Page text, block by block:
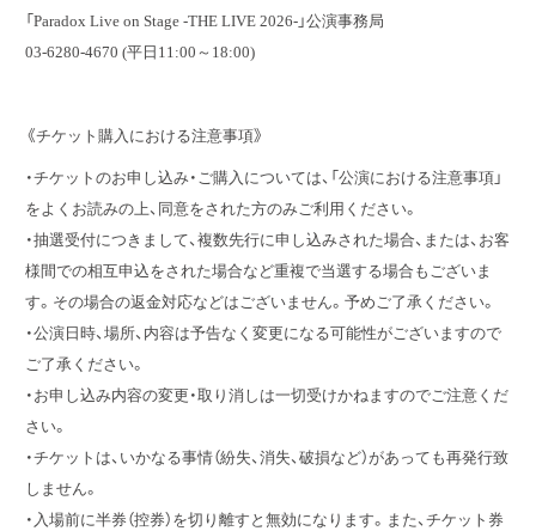
「Paradox Live on Stage -THE LIVE 2026-」公演事務局
03-6280-4670 (平日11:00～18:00)
《チケット購入における注意事項》
・チケットのお申し込み・ご購入については、「公演における注意事項」
をよくお読みの上、同意をされた方のみご利用ください。
・抽選受付につきまして、複数先行に申し込みされた場合、または、お客
様間での相互申込をされた場合など重複で当選する場合もございま
す。その場合の返金対応などはございません。予めご了承ください。
・公演日時、場所、内容は予告なく変更になる可能性がございますので
ご了承ください。
・お申し込み内容の変更・取り消しは一切受けかねますのでご注意くだ
さい。
・チケットは、いかなる事情（紛失、消失、破損など）があっても再発行致
しません。
・入場前に半券（控券）を切り離すと無効になります。また、チケット券